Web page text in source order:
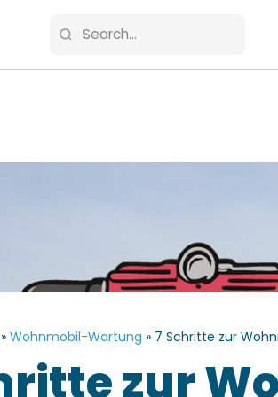
» Wohnmobil-Wartung » 7 Schritte zur
zur